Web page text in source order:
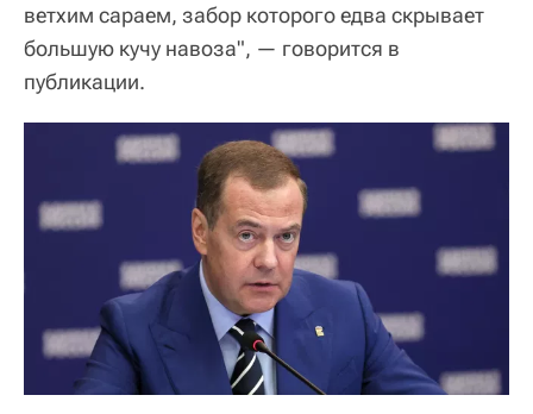
ветхим сараем, забор которого едва скрывает
большую кучу навоза", — говорится в
публикации.